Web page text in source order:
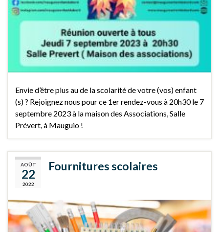
Envie d’être plus au de la scolarité de votre (vos) enfant
(s) ? Rejoignez nous pour ce 1er rendez-vous à 20h30 le 7
septembre 2023 à la maison des Associations, Salle
Prévert, à Mauguio !
AOÛT
22
2022
Fournitures scolaires